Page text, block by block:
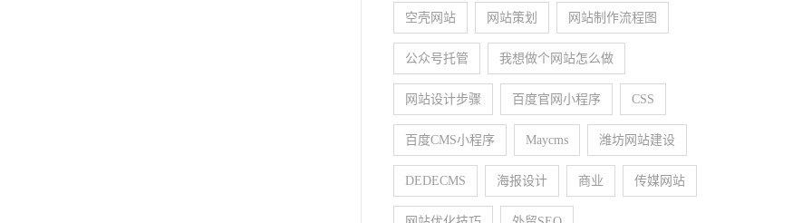
空壳网站 网站策划 网站制作流程图
公众号托管 ​我想做个网站怎么做
网站设计步骤 百度官网小程序 CSS
百度CMS小程序 Maycms 潍坊网站建设
DEDECMS 海报设计 商业 传媒网站